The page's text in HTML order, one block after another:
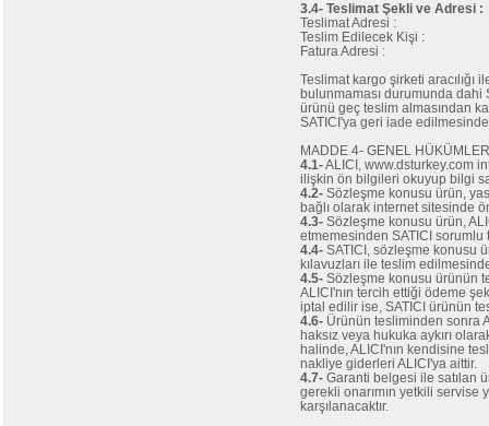
3.4- Teslimat Şekli ve Adresi :
Teslimat Adresi :
Teslim Edilecek Kişi :
Fatura Adresi :
Teslimat kargo şirketi aracılığı
bulunmaması durumunda dahi
ürünü geç teslim almasından
SATICI'ya geri iade
MADDE 4- GENEL HÜKÜMLER
4.1-ALICI, www.dsturkey.com
ilişkin ön bilgileri okuyup bilgi
4.2- Sözleşme konusu ürün,
bağlı olarak internet sitesinde
4.3- Sözleşme konusu ürün,
etmemesinden SATICI sorumlu
4.4- SATICI, sözleşme konusu
kılavuzları ile teslim
4.5- Sözleşme konusu ürünün
ALICI'nın tercih ettiği ödeme
iptal edilir ise, SATICI ürünün
4.6- Ürünün tesliminden sonra
haksız veya hukuka aykırı
halinde, ALICI'nın kendisine
nakliye giderleri ALICI'ya aittir.
4.7- Garanti belgesi ile satılan
gerekli onarımın yetkili servise
karşılanacaktır.